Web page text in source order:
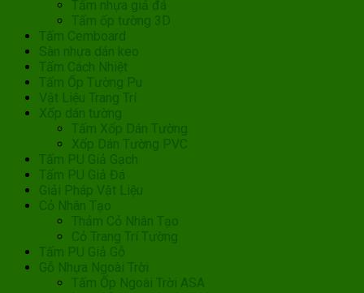
Tấm nhựa giả đá
Tấm ốp tường 3D
Tấm Cemboard
Sàn nhựa dán keo
Tấm Cách Nhiệt
Tấm Ốp Tường Pu
Vật Liệu Trang Trí
Xốp dán tường
Tấm Xốp Dán Tường
Xốp Dán Tường PVC
Tấm PU Giả Gạch
Tấm PU Giả Đá
Giải Pháp Vật Liệu
Cỏ Nhân Tạo
Thảm Cỏ Nhân Tạo
Cỏ Trang Trí Tường
Tấm PU Giả Gỗ
Gỗ Nhựa Ngoài Trời
Tấm Ốp Ngoài Trời ASA